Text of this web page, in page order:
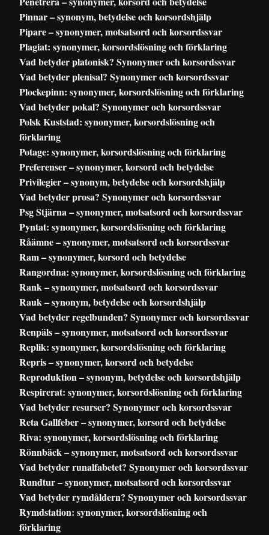
Pinnar – synonym, betydelse och korsordshjälp
Pipare – synonymer, motsatsord och korsordssvar
Plagiat: synonymer, korsordslösning och förklaring
Vad betyder platonisk? Synonymer och korsordssvar
Vad betyder plenisal? Synonymer och korsordssvar
Plockepinn: synonymer, korsordslösning och förklaring
Vad betyder pokal? Synonymer och korsordssvar
Polsk Kuststad: synonymer, korsordslösning och
förklaring
Potage: synonymer, korsordslösning och förklaring
Preferenser – synonymer, korsord och betydelse
Privilegier – synonym, betydelse och korsordshjälp
Vad betyder prosa? Synonymer och korsordssvar
Psg Stjärna – synonymer, motsatsord och korsordssvar
Pyntat: synonymer, korsordslösning och förklaring
Råämne – synonymer, motsatsord och korsordssvar
Ram – synonymer, korsord och betydelse
Rangordna: synonymer, korsordslösning och förklaring
Rank – synonymer, motsatsord och korsordssvar
Rauk – synonym, betydelse och korsordshjälp
Vad betyder regelbunden? Synonymer och korsordssvar
Renpäls – synonymer, motsatsord och korsordssvar
Replik: synonymer, korsordslösning och förklaring
Repris – synonymer, korsord och betydelse
Reproduktion – synonym, betydelse och korsordshjälp
Respirerat: synonymer, korsordslösning och förklaring
Vad betyder resurser? Synonymer och korsordssvar
Reta Gallfeber – synonymer, korsord och betydelse
Riva: synonymer, korsordslösning och förklaring
Rönnbäck – synonymer, motsatsord och korsordssvar
Vad betyder runalfabetet? Synonymer och korsordssvar
Rundtur – synonymer, motsatsord och korsordssvar
Vad betyder rymdåldern? Synonymer och korsordssvar
Rymdstation: synonymer, korsordslösning och
förklaring